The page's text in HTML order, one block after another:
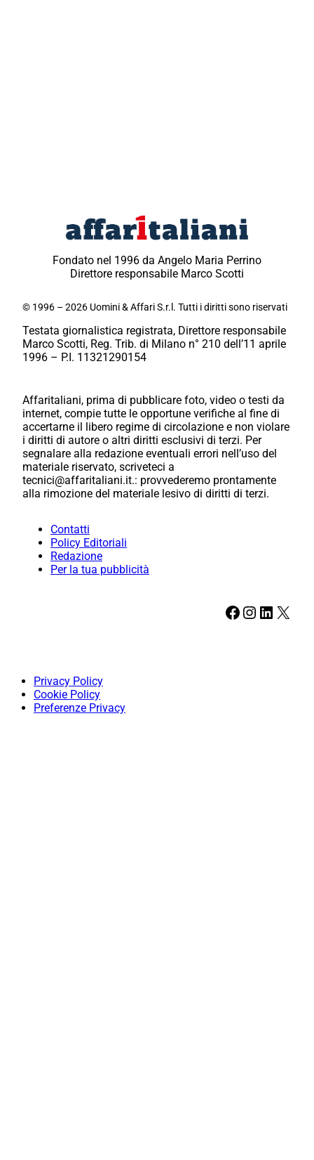
Fondato nel 1996 da Angelo Maria Perrino
Direttore responsabile Marco Scotti
© 1996 – 2026 Uomini & Affari S.r.l. Tutti i diritti sono riservati
Testata giornalistica registrata, Direttore responsabile
Marco Scotti, Reg. Trib. di Milano n° 210 dell’11 aprile
1996 – P.I. 11321290154
Affaritaliani, prima di pubblicare foto, video o testi da
internet, compie tutte le opportune verifiche al fine di
accertarne il libero regime di circolazione e non violare
i diritti di autore o altri diritti esclusivi di terzi. Per
segnalare alla redazione eventuali errori nell’uso del
materiale riservato, scriveteci a
tecnici@affaritaliani.it.: provvederemo prontamente
alla rimozione del materiale lesivo di diritti di terzi.
Contatti
Policy Editoriali
Redazione
Per la tua pubblicità
Facebook Instagram LinkedIn X
Privacy Policy
Cookie Policy
Preferenze Privacy